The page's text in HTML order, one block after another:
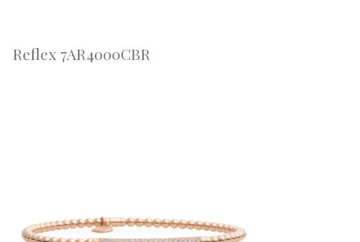
Reflex 7AR4000CBR